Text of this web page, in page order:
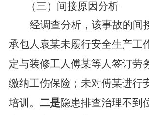
（三）间接原因分析
经调查分析，该事故的间
承包人袁某未履行安全生产工
定与装修工人傅某等人签订劳
缴纳工伤保险；未对傅某进行
培训 。 二是隐患排查治理不到